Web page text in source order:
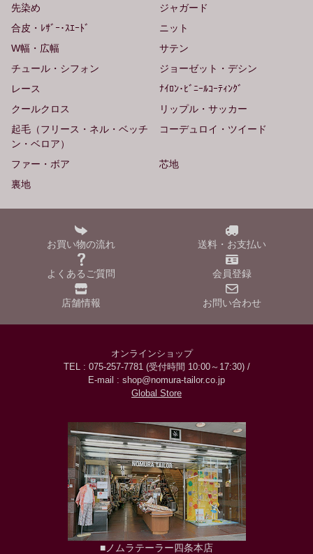
先染め
ジャガード
合皮・ﾚｻﾞｰ･ｽｴｰﾄﾞ
ニット
W幅・広幅
サテン
チュール・シフォン
ジョーゼット・デシン
レース
ﾅｲﾛﾝ･ﾋﾞﾆｰﾙｺｰﾃｨﾝｸﾞ
クールクロス
リップル・サッカー
起毛（フリース・ネル・ベッチ
ン・ベロア）
コーデュロイ・ツイード
ファー・ボア
芯地
裏地
お買い物の流れ 送料・お支払い
よくあるご質問 会員登録
店舗情報 お問い合わせ
オンラインショップ
TEL : 075-257-7781 (受付時間 10:00～17:30) /
E-mail : shop@nomura-tailor.co.jp
Global Store
■ノムラテーラー四条本店